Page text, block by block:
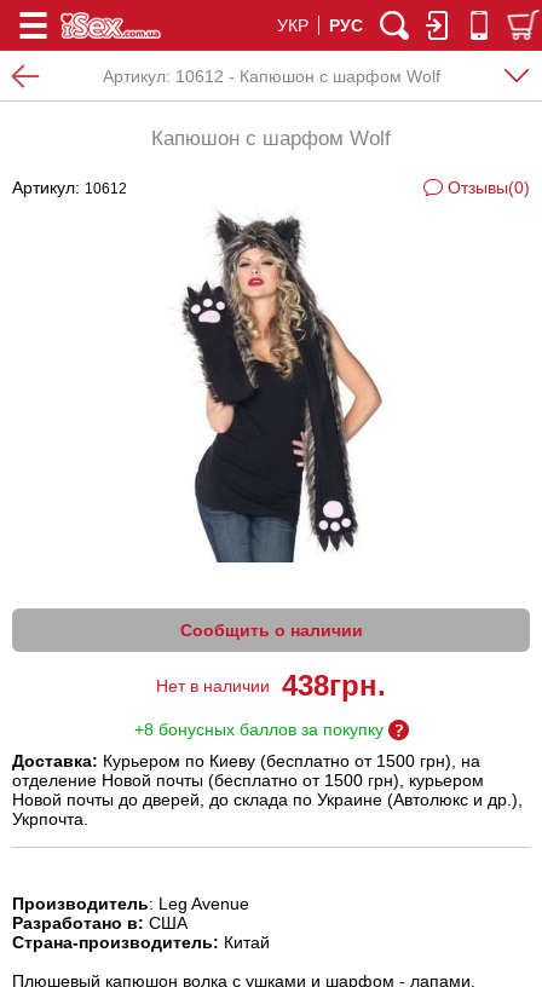
УКР РУС
Артикул: 10612 - Капюшон с шарфом Wolf
Капюшон с шарфом Wolf
Артикул: 10612 Отзывы(0)
Сообщить о наличии
Нет в наличии 438грн.
+8 бонусных баллов за покупку
Доставка: Курьером по Киеву (бесплатно от 1500 грн), на
отделение Новой почты (бесплатно от 1500 грн), курьером
Новой почты до дверей, до склада по Украине (Автолюкс и др.),
Укрпочта.
Производитель: Leg Avenue
Разработано в: США
Страна-производитель: Китай
Плюшевый капюшон волка с ушками и шарфом - лапами.